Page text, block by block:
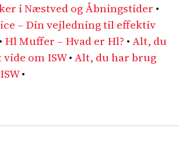
i Næstved og Åbningstider •
– Din vejledning til effektiv
• Hl Muffer – Hvad er Hl? •Alt, du
om ISW•Alt, du har brug
•